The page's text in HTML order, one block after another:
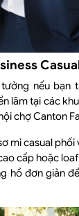
nếu bạn
lãm tại các
chợ Canton
mi casual phối
cấp hoặc
hồ đơn giản